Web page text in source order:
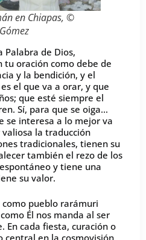
en Chiapas, ©
Palabra de Dios,
oración como debe de
y la bendición, y el
el que va a orar, y que
que esté siempre el
Sí, para que se oiga…
se interesa a lo mejor va
la traducción
tradicionales, tienen su
también el rezo de los
y tiene una
su valor.
pueblo rarámuri
Él nos manda al ser
En cada fiesta, curación o
central en la cosmovisión